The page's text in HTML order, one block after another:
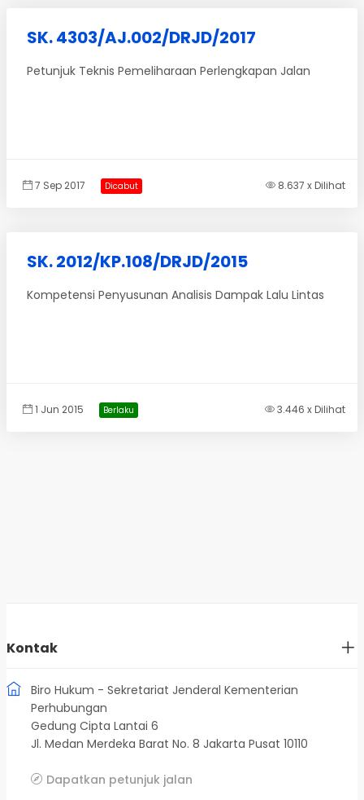
SK. 4303/AJ.002/DRJD/2017
Petunjuk Teknis Pemeliharaan Perlengkapan Jalan
7 Sep 2017 Dicabut 8.637 x Dilihat
SK. 2012/KP.108/DRJD/2015
Kompetensi Penyusunan Analisis Dampak Lalu Lintas
1 Jun 2015 Berlaku 3.446 x Dilihat
Kontak
Biro Hukum - Sekretariat Jenderal Kementerian
Perhubungan
Gedung Cipta Lantai 6
Jl. Medan Merdeka Barat No. 8 Jakarta Pusat 10110
Dapatkan petunjuk jalan